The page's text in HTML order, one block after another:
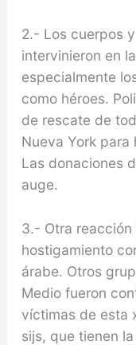
2.- Los cuerpos
intervinieron en
especialmente
como héroes.
de rescate de
Nueva York
Las donaciones
auge.
3.- Otra
hostigamiento
árabe. Otros
Medio fueron
víctimas de esta
sijs, que tienen